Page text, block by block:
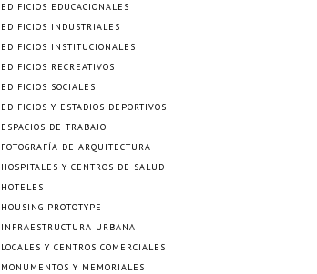
EDIFICIOS EDUCACIONALES
EDIFICIOS INDUSTRIALES
EDIFICIOS INSTITUCIONALES
EDIFICIOS RECREATIVOS
EDIFICIOS SOCIALES
EDIFICIOS Y ESTADIOS DEPORTIVOS
ESPACIOS DE TRABAJO
FOTOGRAFÍA DE ARQUITECTURA
HOSPITALES Y CENTROS DE SALUD
HOTELES
HOUSING PROTOTYPE
INFRAESTRUCTURA URBANA
LOCALES Y CENTROS COMERCIALES
MONUMENTOS Y MEMORIALES